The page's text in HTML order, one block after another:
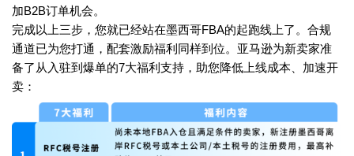
加B2B订单机会。
完成以上三步，您就已经站在墨西哥FBA的起跑线上了。合规
通道已为您打通，配套激励福利同样到位。亚马逊为新卖家准
备了从入驻到爆单的7大福利支持，助您降低上线成本、加速开
卖：